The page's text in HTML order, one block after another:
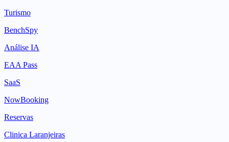
Turismo
BenchSpy
Análise IA
EAA Pass
SaaS
NowBooking
Reservas
Clinica Laranjeiras